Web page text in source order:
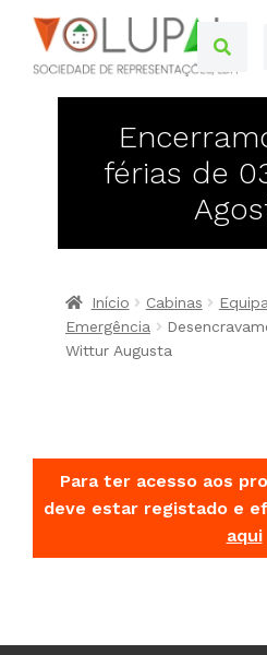
férias de
Início Cabinas
Emergência
Wittur Augusta
Para ter acesso aos
deve estar registado e
aqui